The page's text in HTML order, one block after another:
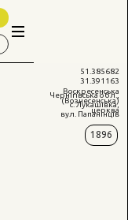
Воскресенська
(Вознесенська)
церква
51.385682
31.391163
Чернігівська обл.,
с. Лукашівка,
вул. Папанінців
1896